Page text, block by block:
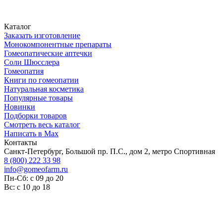
Каталог
Заказать изготовление
Монокомпонентные препараты
Гомеопатические аптечки
Соли Шюсслера
Гомеопатия
Книги по гомеопатии
Натуральная косметика
Популярные товары
Новинки
Подборки товаров
Смотреть весь каталог
Написать в Max
Контакты
Санкт-Петербург, Большой пр. П.С., дом 2, метро Спортивная
8 (800) 222 33 98
info@gomeofarm.ru
Пн-Сб: с 09 до 20
Вс: с 10 до 18